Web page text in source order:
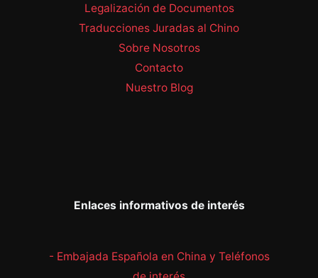
Legalización de Documentos
Traducciones Juradas al Chino
Sobre Nosotros
Contacto
Nuestro Blog
Enlaces informativos de interés
- Embajada Española en China y Teléfonos